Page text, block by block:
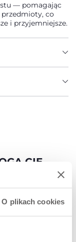
O plikach cookies
— pomagając
co
i przyjemniejsze.
CIĘ